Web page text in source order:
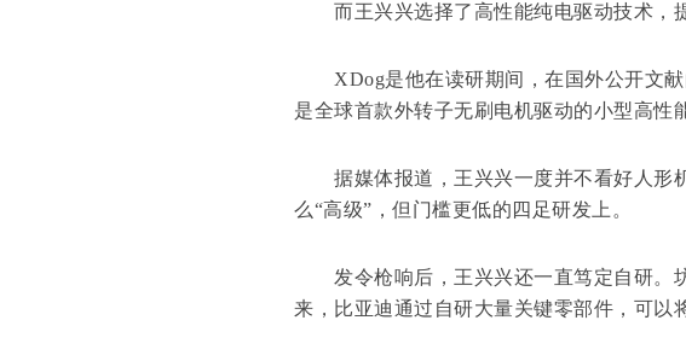
而王兴兴选择了高性能纯电驱动技术，提
XDog是他在读研期间，在国外公开文献
是全球首款外转子无刷电机驱动的小型高性
据媒体报道，王兴兴一度并不看好人形
么“高级”，但门槛更低的四足研发上。
发令枪响后，王兴兴还一直笃定自研。
来，比亚迪通过自研大量关键零部件，可以